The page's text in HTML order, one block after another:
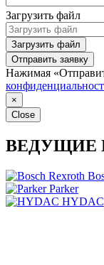
Загрузить файл
Загрузить файл
Отправить заявку
Нажимая
×
Close
ВЕДУЩИЕ
Parker
HYDAC